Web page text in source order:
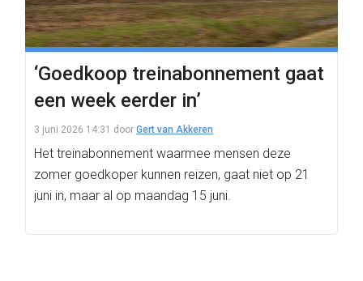
‘Goedkoop treinabonnement gaat
een week eerder in’
3 juni 2026 14:31 door Gert van Akkeren
Het treinabonnement waarmee mensen deze
zomer goedkoper kunnen reizen, gaat niet op 21
juni in, maar al op maandag 15 juni.